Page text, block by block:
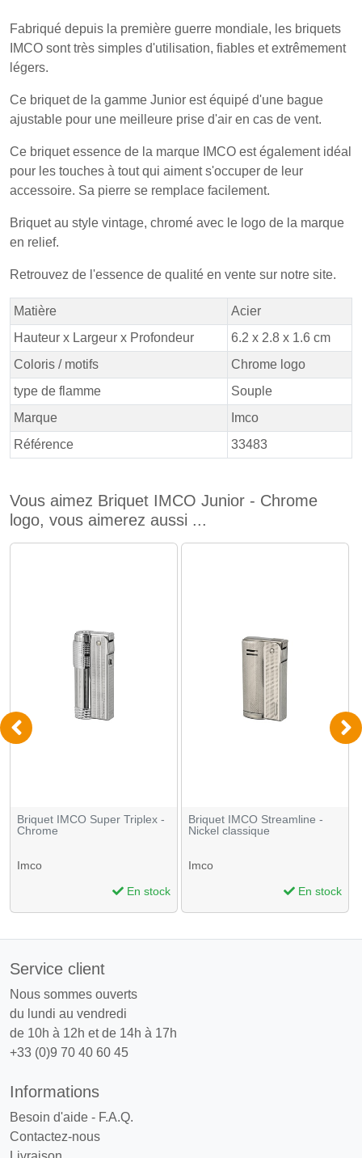
Fabriqué depuis la première guerre mondiale, les briquets
IMCO sont très simples d'utilisation, fiables et extrêmement
légers.
Ce briquet de la gamme Junior est équipé d'une bague
ajustable pour une meilleure prise d'air en cas de vent.
Ce briquet essence de la marque IMCO est également idéal
pour les touches à tout qui aiment s'occuper de leur
accessoire. Sa pierre se remplace facilement.
Briquet au style vintage, chromé avec le logo de la marque
en relief.
Retrouvez de l'essence de qualité en vente sur notre site.
Matière
Acier
Hauteur x Largeur x Profondeur
6.2 x 2.8 x 1.6 cm
Coloris / motifs
Chrome logo
type de flamme
Souple
Marque
Imco
Référence
33483
Vous aimez Briquet IMCO Junior - Chrome
logo, vous aimerez aussi ...
Briquet IMCO Super Triplex -
Chrome
Imco
En stock
Briquet IMCO Streamline -
Nickel classique
Imco
En stock
Service client
Nous sommes ouverts
du lundi au vendredi
de 10h à 12h et de 14h à 17h
+33 (0)9 70 40 60 45
Informations
Besoin d'aide - F.A.Q.
Contactez-nous